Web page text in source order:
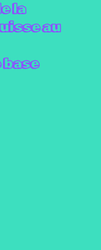
la
au
base